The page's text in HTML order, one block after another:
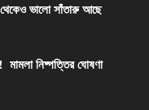
ভালো সাঁতারু আছে
নিষ্পত্তির ঘোষণা